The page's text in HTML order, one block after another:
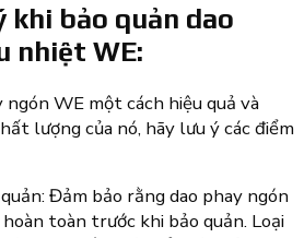
khi bảo quản dao
nhiệt WE:
WE một cách hiệu quả và
lượng của nó, hãy lưu ý các điểm
Đảm bảo rằng dao phay ngón
toàn trước khi bảo quản. Loại